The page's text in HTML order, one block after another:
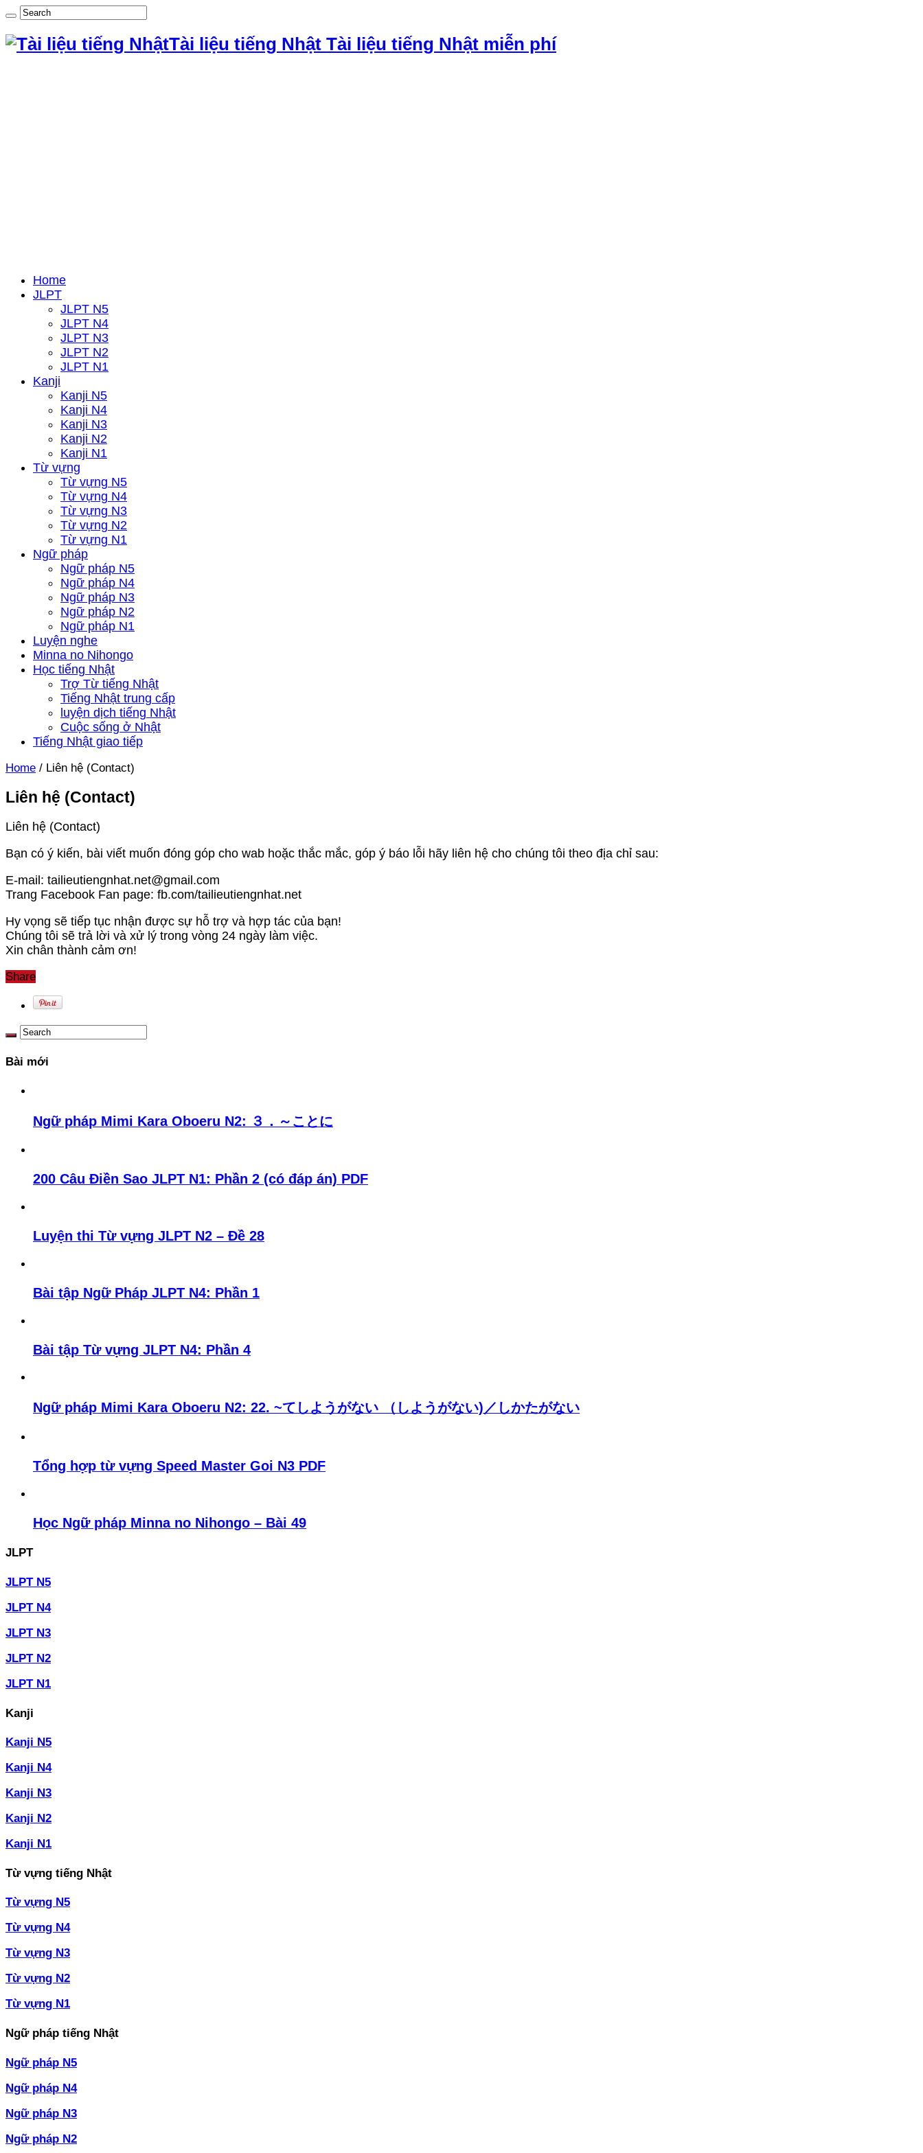
Tài liệu tiếng Nhật Tài liệu tiếng Nhật miễn phí
Home
JLPT
JLPT N5
JLPT N4
JLPT N3
JLPT N2
JLPT N1
Kanji
Kanji N5
Kanji N4
Kanji N3
Kanji N2
Kanji N1
Từ vựng
Từ vựng N5
Từ vựng N4
Từ vựng N3
Từ vựng N2
Từ vựng N1
Ngữ pháp
Ngữ pháp N5
Ngữ pháp N4
Ngữ pháp N3
Ngữ pháp N2
Ngữ pháp N1
Luyện nghe
Minna no Nihongo
Học tiếng Nhật
Trợ Từ tiếng Nhật
Tiếng Nhật trung cấp
luyện dịch tiếng Nhật
Cuộc sống ở Nhật
Tiếng Nhật giao tiếp
Home / Liên hệ (Contact)
Liên hệ (Contact)
Liên hệ (Contact)
Bạn có ý kiến, bài viết muốn đóng góp cho wab hoặc thắc mắc, góp ý báo lỗi hãy liên hệ cho chúng tôi theo địa chỉ sau:
E-mail: tailieutiengnhat.net@gmail.com
Trang Facebook Fan page: fb.com/tailieutiengnhat.net
Hy vọng sẽ tiếp tục nhận được sự hỗ trợ và hợp tác của bạn!
Chúng tôi sẽ trả lời và xử lý trong vòng 24 ngày làm việc.
Xin chân thành cảm ơn!
Share
Bài mới
Ngữ pháp Mimi Kara Oboeru N2: ３．～ことに
200 Câu Điền Sao JLPT N1: Phần 2 (có đáp án) PDF
Luyện thi Từ vựng JLPT N2 – Đề 28
Bài tập Ngữ Pháp JLPT N4: Phần 1
Bài tập Từ vựng JLPT N4: Phần 4
Ngữ pháp Mimi Kara Oboeru N2: 22. ~てしようがない （しようがない)／しかたがない
Tổng hợp từ vựng Speed Master Goi N3 PDF
Học Ngữ pháp Minna no Nihongo – Bài 49
JLPT
JLPT N5
JLPT N4
JLPT N3
JLPT N2
JLPT N1
Kanji
Kanji N5
Kanji N4
Kanji N3
Kanji N2
Kanji N1
Từ vựng tiếng Nhật
Từ vựng N5
Từ vựng N4
Từ vựng N3
Từ vựng N2
Từ vựng N1
Ngữ pháp tiếng Nhật
Ngữ pháp N5
Ngữ pháp N4
Ngữ pháp N3
Ngữ pháp N2